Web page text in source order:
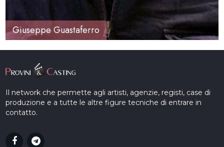
Giuseppe Guastaferro
Il network che permette agli artisti, agenzie, registi, case di
produzione e a tutte le altre figure tecniche di entrare in
contatto.